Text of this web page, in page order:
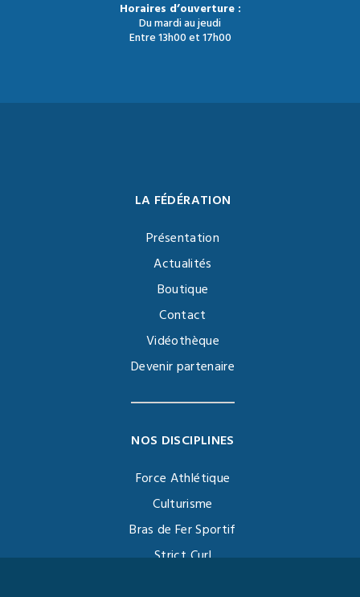
Horaires d’ouverture :
Du mardi au jeudi
Entre 13h00 et 17h00
LA FÉDÉRATION
Présentation
Actualités
Boutique
Contact
Vidéothèque
Devenir partenaire
NOS DISCIPLINES
Force Athlétique
Culturisme
Bras de Fer Sportif
Strict Curl